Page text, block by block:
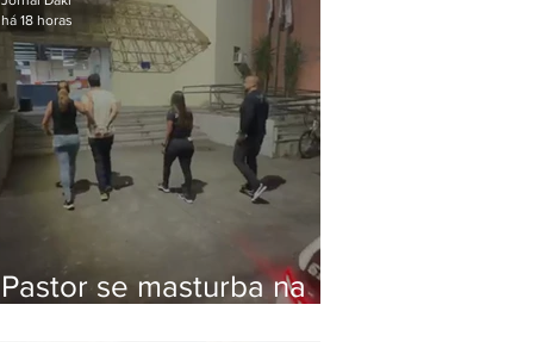
Pastor se masturba na
há 18 horas